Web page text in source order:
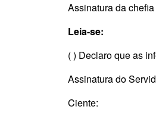
Assinatura da
Leia-se:
( ) Declaro que as
Assinatura do
Ciente: